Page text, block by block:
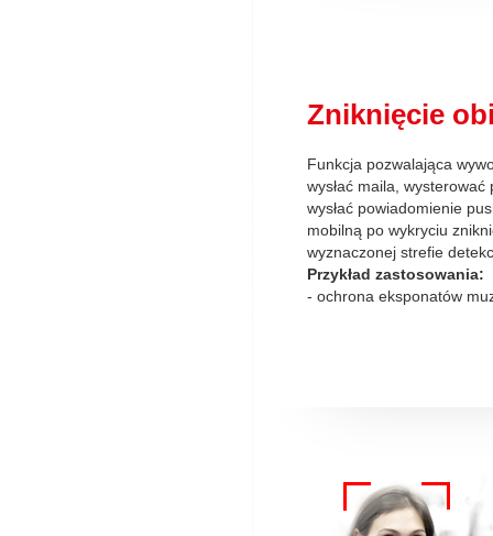
Zniknięcie
Funkcja pozwalająca
wysłać maila, wysterować
wysłać powiadomienie
mobilną po wykryciu
wyznaczonej strefie
Przykład zastosowania:
- ochrona eksponatów